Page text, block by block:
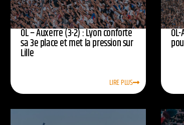
OL – Auxerre (3-2) : Lyon conforte
sa 3e place et met la pression sur
Lille
LIRE PLUS